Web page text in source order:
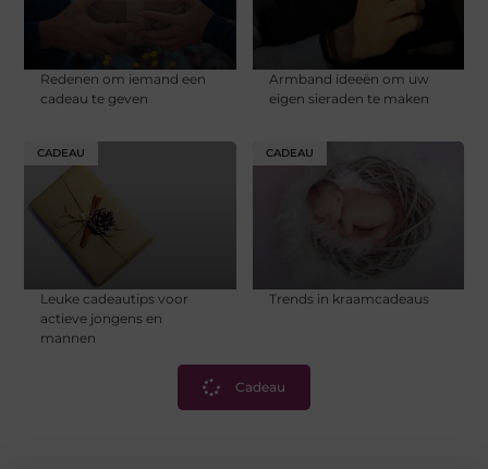
Redenen om iemand een
cadeau te geven
Armband ideeën om uw
eigen sieraden te maken
CADEAU
Leuke cadeautips voor
actieve jongens en
mannen
CADEAU
Trends in kraamcadeaus
Cadeau